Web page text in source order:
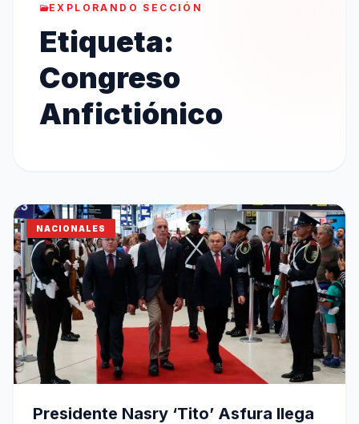
EXPLORANDO SECCIÓN
Etiqueta:
Congreso
Anfictiónico
NACIONALES
Presidente Nasry ‘Tito’ Asfura llega